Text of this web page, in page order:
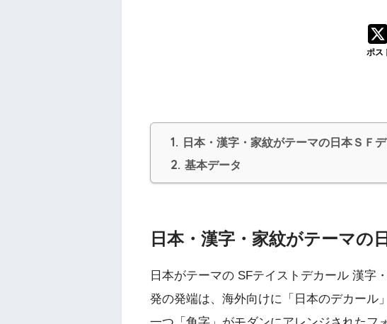
ポス
1. 日本・漢字・家紋がテーマの日本ＳＦ
2. 基本データ
日本・漢字・家紋がテーマの
日本がテーマの SFテイストデカール 漢字
発の発端は、海外向けに「日本のデカール